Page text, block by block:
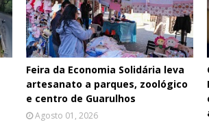
Feira da Economia Solidária leva
artesanato a parques, zoológico
e centro de Guarulhos
Agosto 01, 2026